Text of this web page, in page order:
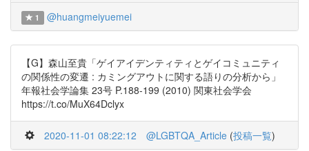
1 @huangmeiyuemei
【G】森山至貴「ゲイアイデンティティとゲイコミュニティ
の関係性の変遷 : カミングアウトに関する語りの分析から」
年報社会学論集 23号 P.188-199 (2010) 関東社会学会
https://t.co/MuX64Dclyx
2020-11-01 08:22:12 @LGBTQA_Article (投稿一覧)